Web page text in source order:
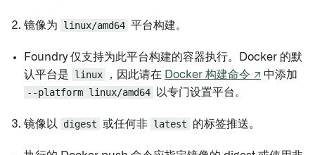
镜像为 linux/amd64 平台构建。
Foundry 仅支持为此平台构建的容器执行。Docker 的默
认平台是
linux ，因此请在 Docker 构建命令 ↗ 中添加
--platform linux/amd64
以专门设置平台。
镜像以 digest 或任何非 latest 的标签推送。